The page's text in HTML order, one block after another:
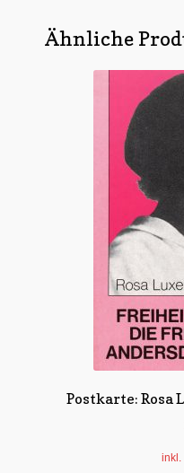
Ähnliche
Postkarte: Rosa
inkl.